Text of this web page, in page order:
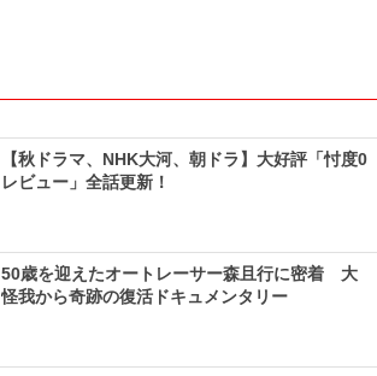
【秋ドラマ、NHK大河、朝ドラ】大好評「忖度0
レビュー」全話更新！
50歳を迎えたオートレーサー森且行に密着 大
怪我から奇跡の復活ドキュメンタリー